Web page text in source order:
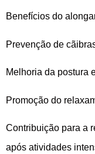
Benefícios do
Prevenção de
Melhoria da postura
Promoção do
Contribuição para a
após atividades